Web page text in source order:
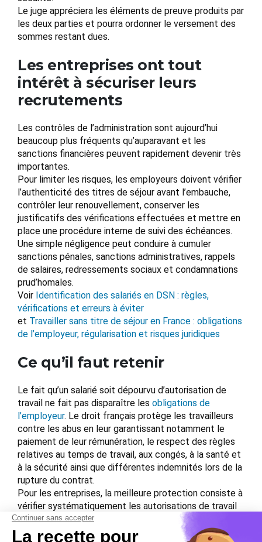
Le juge appréciera les éléments de preuve produits par
les deux parties et pourra ordonner le versement des
sommes restant dues.
Les entreprises ont tout
intérêt à sécuriser leurs
recrutements
Les contrôles de l’administration sont aujourd’hui
beaucoup plus fréquents qu’auparavant et les
sanctions financières peuvent rapidement devenir très
importantes.
Pour limiter les risques, les employeurs doivent vérifier
l’authenticité des titres de séjour avant l’embauche,
contrôler leur renouvellement, conserver les
justificatifs des vérifications effectuées et mettre en
place une procédure interne de suivi des échéances.
Une simple négligence peut conduire à cumuler
sanctions pénales, sanctions administratives, rappels
de salaires, redressements sociaux et condamnations
prud’homales.
Voir Identification des salariés en DSN : règles,
vérifications et erreurs à éviter
et Travailler sans titre de séjour en France : obligations
de l’employeur, régularisation et risques juridiques
Ce qu’il faut retenir
Le fait qu’un salarié soit dépourvu d’autorisation de
travail ne fait pas disparaître les obligations de
l’employeur. Le droit français protège les travailleurs
contre les abus en leur garantissant notamment le
paiement de leur rémunération, le respect des règles
relatives au temps de travail, aux congés, à la santé et
à la sécurité ainsi que différentes indemnités lors de la
rupture du contrat.
Pour les entreprises, la meilleure protection consiste à
vérifier systématiquement les autorisations de travail
avant toute embauche et à suivre leur validité pendant
toute la durée de la relation de travail. Cette vigilance